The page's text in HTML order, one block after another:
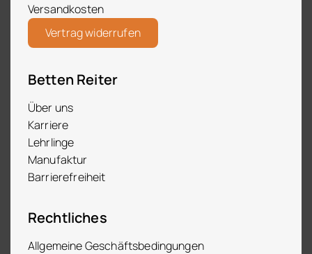
Versandkosten
Vertrag widerrufen
Betten Reiter
Über uns
Karriere
Lehrlinge
Manufaktur
Barrierefreiheit
Rechtliches
Allgemeine Geschäftsbedingungen